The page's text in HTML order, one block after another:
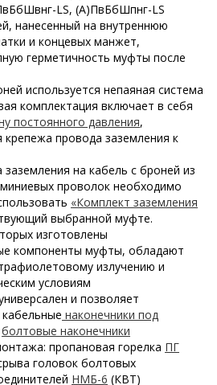
LS, (А)ПвБбШпнг-LS
нанесенный на внутреннюю
и концевых манжет,
герметичность муфты после
используется непаяная система
комплектация включает в себя
постоянного давления,
крепежа провода заземления к
на кабель с броней из
проволок необходимо
«Комплект заземления
выбранной муфте.
изготовлены
компоненты муфты, обладают
излучению и
условиям
и позволяет
наконечники под
болтовые наконечники
пропановая горелка ПГ
головок болтовых
НМБ-6 (КВТ)